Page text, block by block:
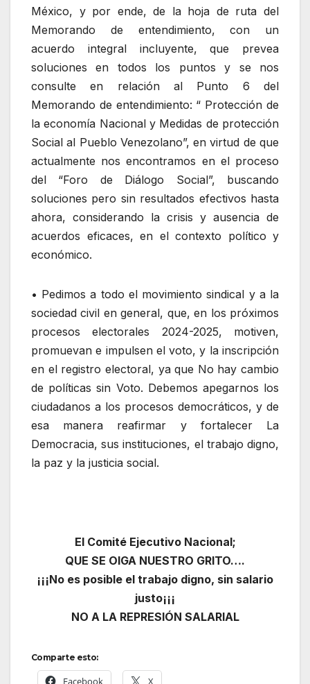
México, y por ende, de la hoja de ruta del
Memorando de entendimiento, con un
acuerdo integral incluyente, que prevea
soluciones en todos los puntos y se nos
consulte en relación al Punto 6 del
Memorando de entendimiento: “ Protección de
la economía Nacional y Medidas de protección
Social al Pueblo Venezolano”, en virtud de que
actualmente nos encontramos en el proceso
del “Foro de Diálogo Social”, buscando
soluciones pero sin resultados efectivos hasta
ahora, considerando la crisis y ausencia de
acuerdos eficaces, en el contexto político y
económico.
• Pedimos a todo el movimiento sindical y a la
sociedad civil en general, que, en los próximos
procesos electorales 2024-2025, motiven,
promuevan e impulsen el voto, y la inscripción
en el registro electoral, ya que No hay cambio
de políticas sin Voto. Debemos apegarnos los
ciudadanos a los procesos democráticos, y de
esa manera reafirmar y fortalecer La
Democracia, sus instituciones, el trabajo digno,
la paz y la justicia social.
El Comité Ejecutivo Nacional;
QUE SE OIGA NUESTRO GRITO….
¡¡¡No es posible el trabajo digno, sin salario
justo¡¡¡
NO A LA REPRESIÓN SALARIAL
Comparte esto:
Facebook X